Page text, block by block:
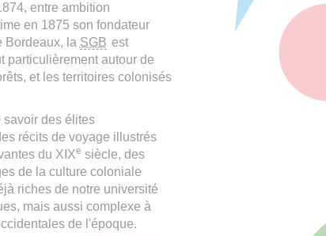
entre ambition
en 1875 son fondateur
Bordeaux, la SGB est
particulièrement autour de
et les territoires colonisés
savoir des élites
récits de voyage illustrés
du XIXe siècle, des
de la culture coloniale
riches de notre université
mais aussi complexe à
de l'époque.